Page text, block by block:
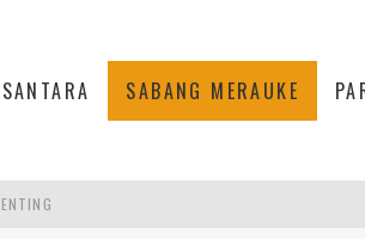
SABANG MERAUKE